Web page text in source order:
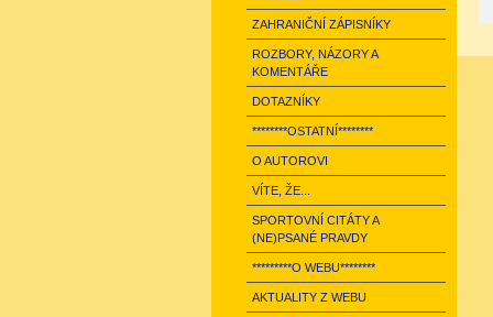
ZAHRANIČNÍ ZÁPISNÍKY
ROZBORY, NÁZORY A
KOMENTÁŘE
DOTAZNÍKY
********OSTATNÍ********
O AUTOROVI
VÍTE, ŽE...
SPORTOVNÍ CITÁTY A
(NE)PSANÉ PRAVDY
*********O WEBU********
AKTUALITY Z WEBU